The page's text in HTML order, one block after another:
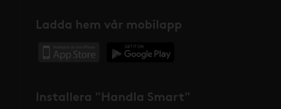
Ladda hem vår mobilapp
Installera "Handla Smart"